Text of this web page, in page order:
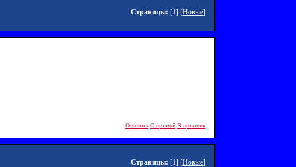
Страницы: [1] [Новые]
Ответить С цитатой В цитатник
Страницы: [1] [Новые]